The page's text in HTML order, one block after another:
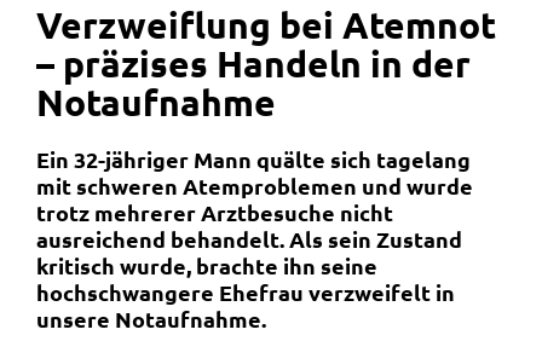
Verzweiflung bei Atemnot
– präzises Handeln in der
Notaufnahme
Ein 32-jähriger Mann quälte sich tagelang
mit schweren Atemproblemen und wurde
trotz mehrerer Arztbesuche nicht
ausreichend behandelt. Als sein Zustand
kritisch wurde, brachte ihn seine
hochschwangere Ehefrau verzweifelt in
unsere Notaufnahme.